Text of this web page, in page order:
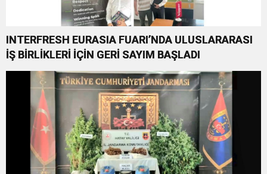
INTERFRESH EURASIA FUARI’NDA ULUSLARARASI
İŞ BİRLİKLERİ İÇİN GERİ SAYIM BAŞLADI